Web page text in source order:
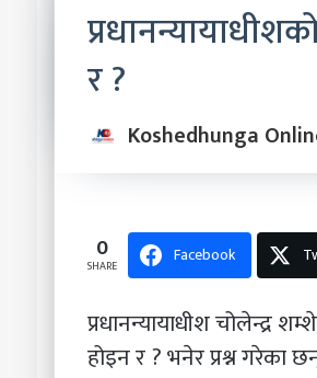
र ?
Koshedhunga
0
SHARE Facebook
प्रधानन्यायाधीश चोलेन्द्र
होइन र ? भनेर प्रश्न गरेका